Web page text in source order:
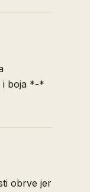
i boja *-*
obrve jer